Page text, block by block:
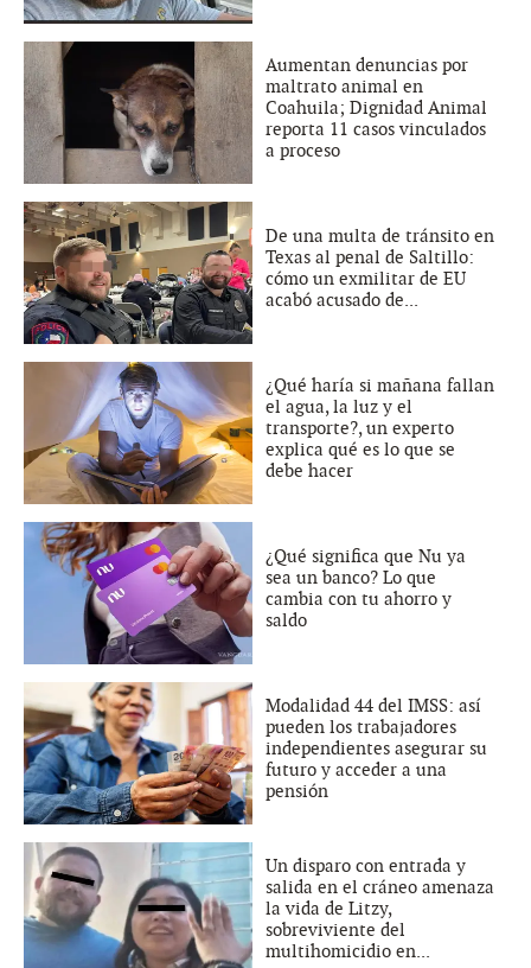
Aumentan denuncias por
maltrato animal en
Coahuila; Dignidad Animal
reporta 11 casos vinculados
a proceso
De una multa de tránsito en
Texas al penal de Saltillo:
cómo un exmilitar de EU
acabó acusado de...
¿Qué haría si mañana fallan
el agua, la luz y el
transporte?, un experto
explica qué es lo que se
debe hacer
¿Qué significa que Nu ya
sea un banco? Lo que
cambia con tu ahorro y
saldo
Modalidad 44 del IMSS: así
pueden los trabajadores
independientes asegurar su
futuro y acceder a una
pensión
Un disparo con entrada y
salida en el cráneo amenaza
la vida de Litzy,
sobreviviente del
multihomicidio en...